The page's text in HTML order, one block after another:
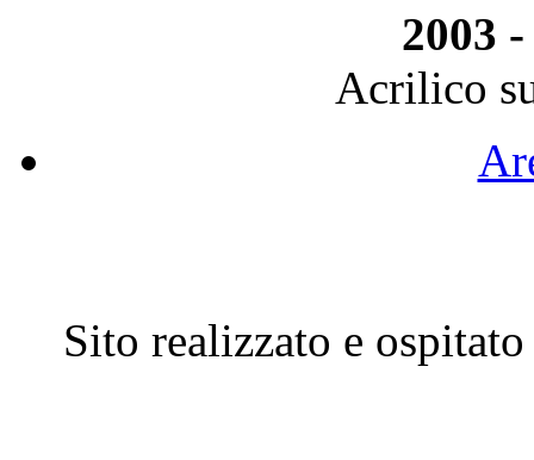
2003
Acrilico
Sito realizzato e